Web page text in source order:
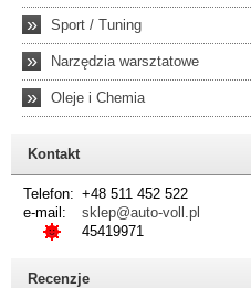
» Sport / Tuning
» Narzędzia warsztatowe
» Oleje i Chemia
Kontakt
Telefon: +48 511 452 522
e-mail:
sklep@auto-voll.pl
45419971
Recenzje